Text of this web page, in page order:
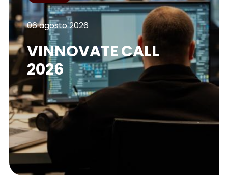
06 agosto 2026
VINNOVATE CALL
2026